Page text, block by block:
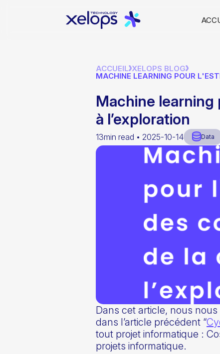
ACCUEIL XELOPS BLOG
MACHINE LEARNING POUR
Machine
à l’exploration
13min read • 2025-10-14 Data
Dans cet article, nous
dans l’article précédent “
tout projet informatique :
projets informatique.